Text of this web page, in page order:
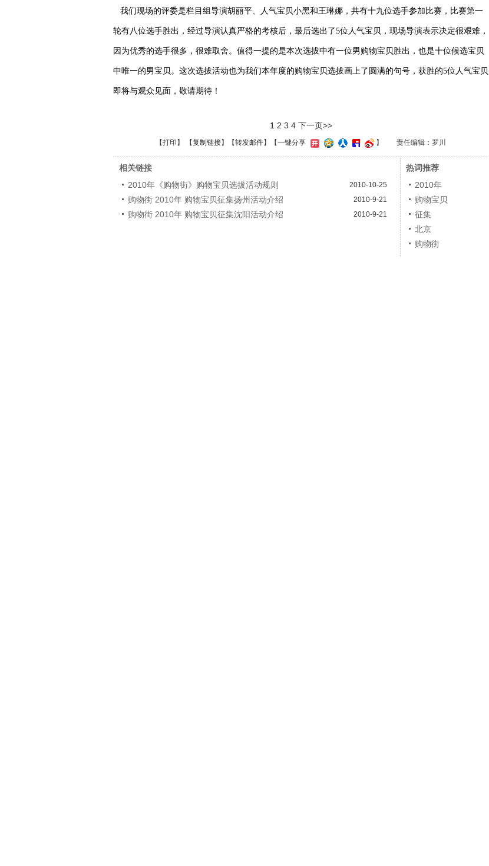
我们现场的评委是栏目组导演胡丽平、人气宝贝小黑和王琳娜，共有十九位选手参加比赛，比赛第一
轮有八位选手胜出，经过导演认真严格的考核后，最后选出了5位人气宝贝，现场导演表示决定很艰难，
因为优秀的选手很多，很难取舍。值得一提的是本次选拔中有一位男购物宝贝胜出，也是十位候选宝贝
中唯一的男宝贝。这次选拔活动也为我们本年度的购物宝贝选拔画上了圆满的句号，获胜的5位人气宝贝
即将与观众见面，敬请期待！
1 2 3 4 下一页>>
【打印 】 【复制链接】【转发邮件】 【一键分享 】 责任编辑：罗川
相关链接
2010年《购物街》购物宝贝选拔活动规则
2010-10-25
购物街 2010年 购物宝贝征集扬州活动介绍 2010-9-21
购物街 2010年 购物宝贝征集沈阳活动介绍 2010-9-21
热词推荐
2010年
购物宝贝
征集
北京
购物街